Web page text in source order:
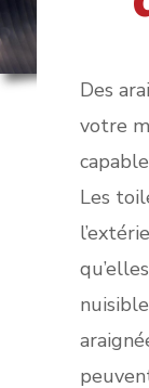
Des
votre
Les